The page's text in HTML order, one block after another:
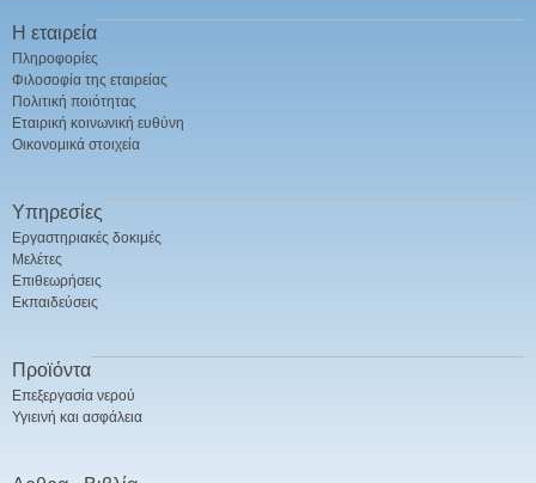
Η εταιρεία
Πληροφορίες
Φιλοσοφία της εταιρείας
Πολιτική ποιότητας
Εταιρική κοινωνική ευθύνη
Οικονομικά στοιχεία
Υπηρεσίες
Εργαστηριακές δοκιμές
Μελέτες
Επιθεωρήσεις
Εκπαιδεύσεις
Προϊόντα
Επεξεργασία νερού
Υγιεινή και ασφάλεια